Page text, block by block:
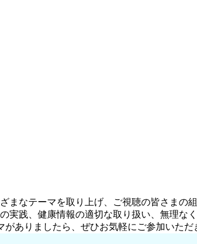
まなテーマを取り上げ、ご視聴の皆さまの
実践、健康情報の適切な取り扱い、無理な
ありましたら、ぜひお気軽にご参加いた